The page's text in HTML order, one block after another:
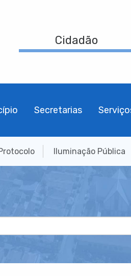
Cidadão
Secretarias
Iluminação Pública